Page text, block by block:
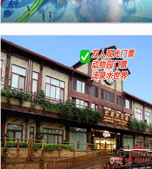
信
息
澳门历史城区 无